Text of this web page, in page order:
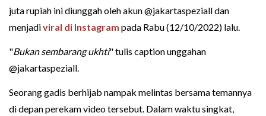
juta rupiah ini diunggah oleh akun @jakartaspeziall dan
menjadiviral di Instagram pada Rabu (12/10/2022) lalu.
"Bukan sembarang ukhti" tulis caption unggahan
@jakartaspeziall.
Seorang gadis berhijab nampak melintas bersama temannya
di depan perekam video tersebut. Dalam waktu singkat,